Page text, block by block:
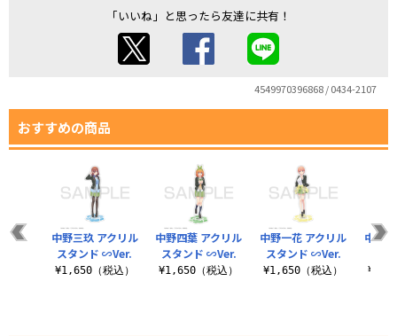
「いいね」と思ったら友達に共有！
4549970396868 / 0434-2107
おすすめの商品
中野四葉 アクリル
スタンド ∽Ver.
¥1,650（税込）
中野一花 アクリル
スタンド ∽Ver.
¥1,650（税込）
中野
中野三玖 アクリル
スタンド ∽Ver.
¥1,650（税込）